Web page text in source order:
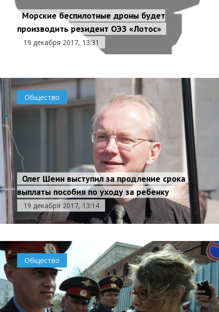
Морские беспилотные дроны будет
производить резидент ОЭЗ «Лотос»
19 декабря 2017, 13:31
Общество
Олег Шеин выступил за продление срока
выплаты пособия по уходу за ребенку
19 декабря 2017, 13:14
Общество